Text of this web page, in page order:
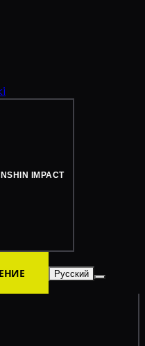
IMPACT
Русский